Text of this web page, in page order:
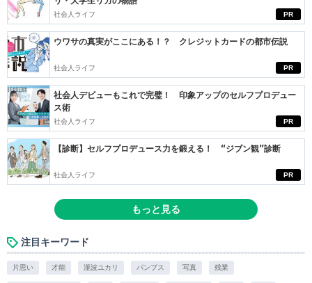
PR
社会人ライフ
PR
ウワサの真実がここにある！？ クレジットカードの都市伝説
社会人ライフ
PR
社会人デビューもこれで完璧！ 印象アップのセルフプロデュー
ス術
社会人ライフ
PR
【診断】セルフプロデュース力を鍛える！ “ジブン観”診断
社会人ライフ
もっと見る
注目キーワード
片思い 才能 瀧波ユカリ パンプス 写真 残業